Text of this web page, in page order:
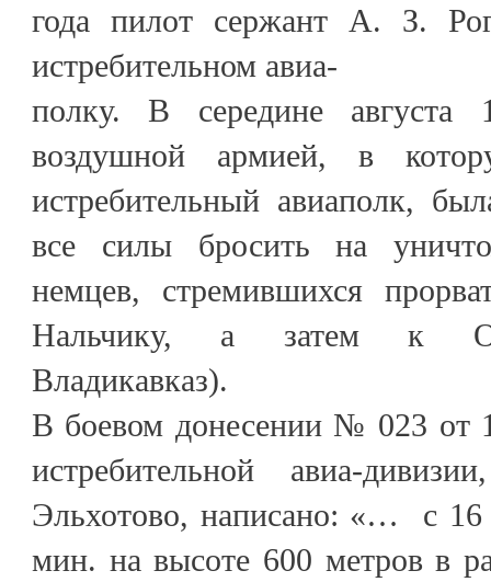
года пилот сержант А. З.
истребительном авиа-
полку. В середине августа
воздушной армией, в
истребительный авиаполк,
все силы бросить на
немцев, стремившихся
Нальчику, а затем к
Владикавказ).
В боевом донесении № 023 от
истребительной авиа-
Эльхотово, написано: «… с
мин. на высоте 600 метров в